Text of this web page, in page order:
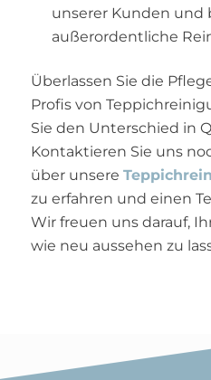
unserer Kunden und
außerordentliche
Überlassen Sie die
Profis von
Sie den Unterschied in
Kontaktieren Sie uns
über unsere
zu erfahren und einen
Wir freuen uns darauf,
wie neu aussehen zu